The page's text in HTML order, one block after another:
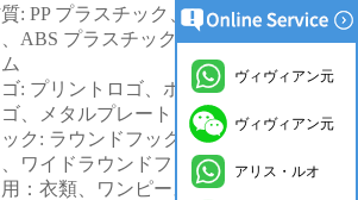
: PP プラスチック、PS プラスチッ
、ABS プラスチック、アクリル、カス
ゴ: プリントロゴ、ホットスタンピング
ゴ、メタルプレートロゴ、カスタム
ク: ラウンドフック、スクエアフッ
ワイドラウンドフック、カスタム
：衣類、ワンピース、ロングドレ
ヴィヴィアン元
ヴィヴィアン元
アリス・ルオ